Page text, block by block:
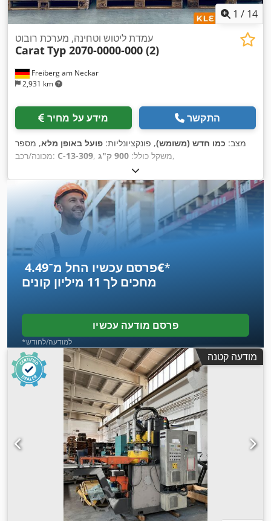
1 / 14
Freiberg am Neckar
2,931 km
עמדת ליטוש וטחינה, מערכת רובוט
CaratTyp 2070-0000-000 (2)
מידע על מחיר התקשר
מצב: כמו חדש (משומש), פונקציונליות: פועל באופן מלא, מספר
מכונה/רכב: C-13-309 , משקל כולל: 900 ק"ג ,
פרסם עכשיו החל מ־‏4.49 ‏€*
מחכים לך 11 מיליון קונים
פרסם מודעה עכשיו
*למודעה/לחודש
מודעה קטנה